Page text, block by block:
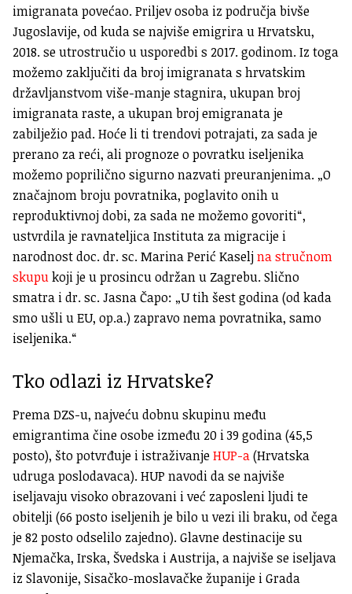
imigranata povećao. Priljev osoba iz područja bivše
Jugoslavije, od kuda se najviše emigrira u Hrvatsku,
2018. se utrostručio u usporedbi s 2017. godinom. Iz toga
možemo zaključiti da broj imigranata s hrvatskim
državljanstvom više-manje stagnira, ukupan broj
imigranata raste, a ukupan broj emigranata je
zabilježio pad. Hoće li ti trendovi potrajati, za sada je
prerano za reći, ali prognoze o povratku iseljenika
možemo poprilično sigurno nazvati preuranjenima. „O
značajnom broju povratnika, poglavito onih u
reproduktivnoj dobi, za sada ne možemo govoriti“,
ustvrdila je ravnateljica Instituta za migracije i
narodnost doc. dr. sc. Marina Perić Kaseljna stručnom
skupukoji je u prosincu održan u Zagrebu. Slično
smatra i dr. sc. Jasna Čapo: „U tih šest godina (od kada
smo ušli u EU, op.a.) zapravo nema povratnika, samo
iseljenika.“
Tko odlazi iz Hrvatske?
Prema DZS-u, najveću dobnu skupinu među
emigrantima čine osobe između 20 i 39 godina (45,5
posto), što potvrđuje i istraživanjeHUP-a(Hrvatska
udruga poslodavaca). HUP navodi da se najviše
iseljavaju visoko obrazovani i već zaposleni ljudi te
obitelji (66 posto iseljenih je bilo u vezi ili braku, od čega
je 82 posto odselilo zajedno). Glavne destinacije su
Njemačka, Irska, Švedska i Austrija, a najviše se iseljava
iz Slavonije, Sisačko-moslavačke županije i Grada